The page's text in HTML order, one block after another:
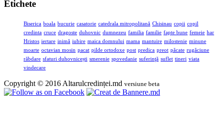
Etichete
Biserica boala bucurie casatorie catedrala mitropolitană Chisinau copii copil
credinta cruce dragoste duhovnic dumnezeu familia familie fapte bune femeie har
Hristos iertare inimă iubire maica domnului mama mantuire milostenie minune
moarte octavian mosin pacat pilde ortodoxe post predica preot păcate rugăciune
răbdare sfaturi duhovnicești smerenie spovedanie suferinţă suflet tineri viata
vindecare
Copyright © 2016 Altarulcredinței.md versiune beta